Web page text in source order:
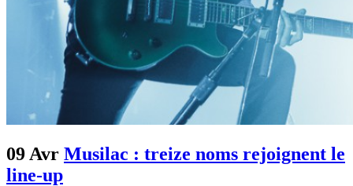
09 Avr Musilac : treize noms rejoignent le
line-up